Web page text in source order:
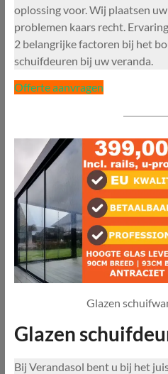
oplossing voor. Wij plaatsen
problemen kaars recht.
2 belangrijke factoren bij het
schuifdeuren bij uw veranda.
Offerte aanvragen
Glazen
Glazen
Bij Verandasol bent u bij het